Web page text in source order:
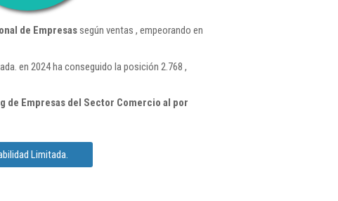
de Empresassegún ventas , empeorando en
en 2024 ha conseguido la posición 2.768 ,
de Empresas del Sector Comercio al por
Limitada.